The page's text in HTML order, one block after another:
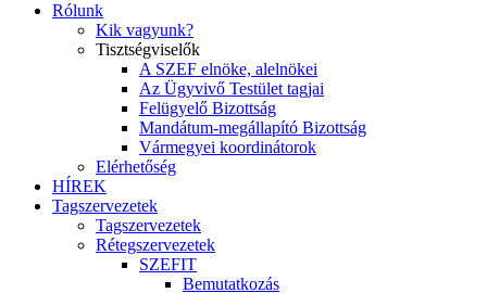
Rólunk
Kik vagyunk?
Tisztségviselők
A SZEF elnöke, alelnökei
Az Ügyvivő Testület tagjai
Felügyelő Bizottság
Mandátum-megállapító Bizottság
Vármegyei koordinátorok
Elérhetőség
HÍREK
Tagszervezetek
Tagszervezetek
Rétegszervezetek
SZEFIT
Bemutatkozás